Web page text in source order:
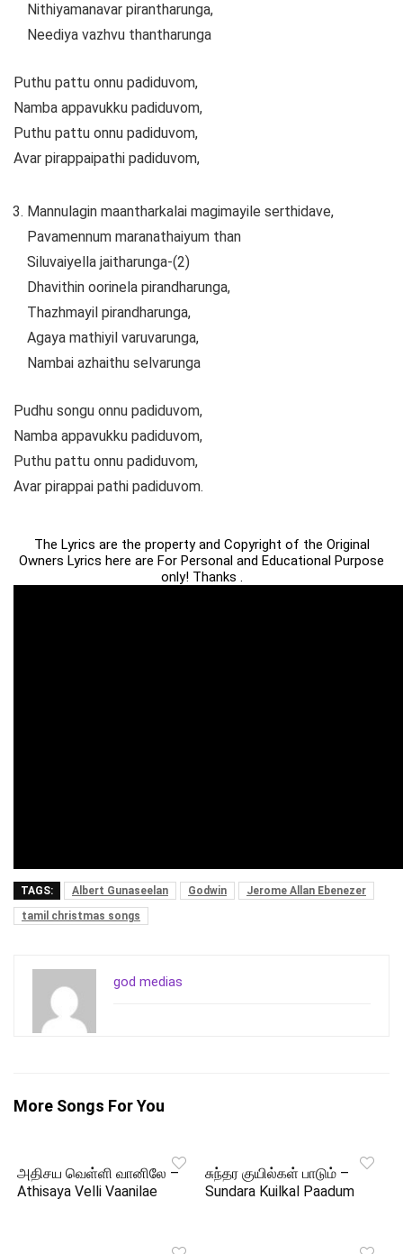
Nithiyamanavar pirantharunga,
Neediya vazhvu thantharunga
Puthu pattu onnu padiduvom,
Namba appavukku padiduvom,
Puthu pattu onnu padiduvom,
Avar pirappaipathi padiduvom,
Mannulagin maantharkalai magimayile serthidave,
Pavamennum maranathaiyum than
Siluvaiyella jaitharunga-(2)
Dhavithin oorinela pirandharunga,
Thazhmayil pirandharunga,
Agaya mathiyil varuvarunga,
Nambai azhaithu selvarunga
Pudhu songu onnu padiduvom,
Namba appavukku padiduvom,
Puthu pattu onnu padiduvom,
Avar pirappai pathi padiduvom.
The Lyrics are the property and Copyright of the Original
Owners Lyrics here are For Personal and Educational Purpose
only! Thanks .
TAGS: Albert Gunaseelan Godwin
Jerome Allan Ebenezer
tamil christmas songs
god medias
More Songs For You
அதிசய வெள்ளி வானிலே –
Athisaya Velli Vaanilae
சுந்தர குயில்கள் பாடும் –
Sundara Kuilkal Paadum